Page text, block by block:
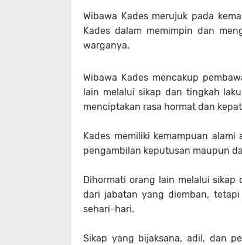
Wibawa Kades merujuk pada
Kades dalam memimpin dan
warganya.
Wibawa Kades mencakup
lain melalui sikap dan tingkah
menciptakan rasa hormat dan
Kades memiliki kemampuan
pengambilan keputusan maupun
Dihormati orang lain melalui sikap
dari jabatan yang diemban,
sehari-hari.
Sikap yang bijaksana, adil, dan